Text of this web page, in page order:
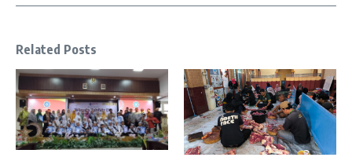
Related Posts